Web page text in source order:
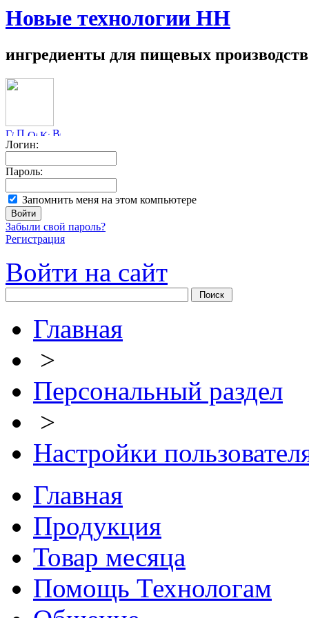
Новые технологии НН
ингредиенты для пищевых производств
Логин:
Пароль:
Запомнить меня на этом компьютере
Забыли свой пароль?
Регистрация
Войти на сайт
Главная
>
Персональный раздел
>
Настройки
Главная
Продукция
Товар месяца
Помощь Технологам